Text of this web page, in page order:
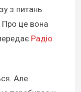
з питань
Про це вона
Радіо
Але